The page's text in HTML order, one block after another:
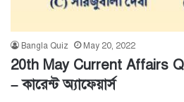
Bangla Quiz May 20, 2022
20th May Current Affairs
– কারেন্ট অ্যাফেয়ার্স